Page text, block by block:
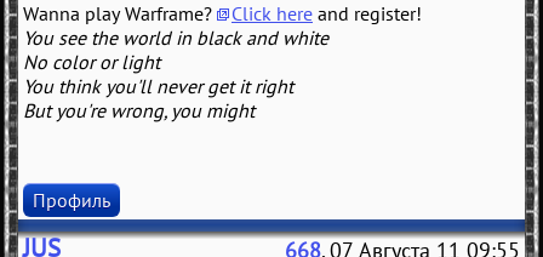
Wanna play Warframe? Click here and register!
You see the world in black and white
No color or light
You think you'll never get it right
But you're wrong, you might
Профиль
JUS 668, 07 Августа 11 09:55